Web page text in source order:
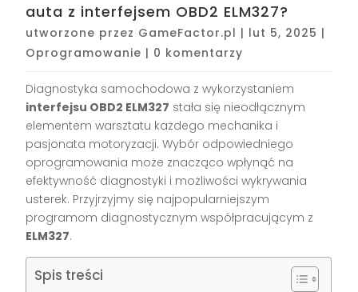
auta z interfejsem OBD2 ELM327?
utworzone przez GameFactor.pl | lut 5, 2025 |
Oprogramowanie | 0 komentarzy
Diagnostyka samochodowa z wykorzystaniem
interfejsu OBD2 ELM327 stała się nieodłącznym
elementem warsztatu każdego mechanika i
pasjonata motoryzacji. Wybór odpowiedniego
oprogramowania może znacząco wpłynąć na
efektywność diagnostyki i możliwości wykrywania
usterek. Przyjrzyjmy się najpopularniejszym
programom diagnostycznym współpracującym z
ELM327.
Spis treści